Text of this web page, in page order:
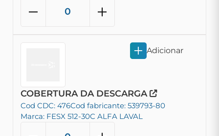
COBERTURA DA DESCARGA
Cod CDC: 476Cod fabricante: 539793-80
Marca: FESX 512-30C ALFA LAVAL
Adicionar